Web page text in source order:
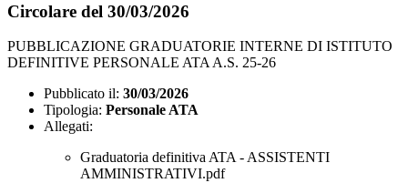
Circolare del 30/03/2026
PUBBLICAZIONE GRADUATORIE INTERNE DI ISTITUTO
DEFINITIVE PERSONALE ATA A.S. 25-26
Pubblicato il: 30/03/2026
Tipologia: Personale ATA
Allegati:
Graduatoria definitiva ATA - ASSISTENTI
AMMINISTRATIVI.pdf